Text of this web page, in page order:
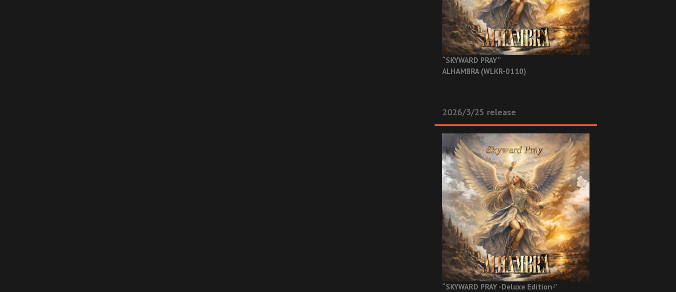
“SKYWARD PRAY”
ALHAMBRA (WLKR-0110)
2026/3/25 release
“SKYWARD PRAY -Deluxe Edition-”